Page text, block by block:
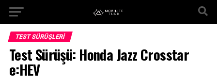
TEST SÜRÜŞLERI
Test Sürüşü: Honda Jazz Crosstar
e:HEV